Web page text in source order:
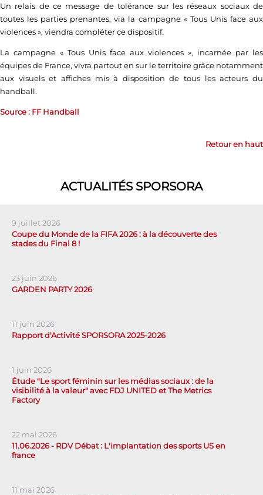
Un relais de ce message de tolérance sur les réseaux sociaux de
toutes les parties prenantes, via la campagne « Tous Unis face aux
violences », viendra compléter ce dispositif.
La campagne « Tous Unis face aux violences », incarnée par les
équipes de France, vivra partout en sur le territoire grâce notamment
aux visuels et affiches mis à disposition de tous les acteurs du
handball.
Source : FF Handball
Retour en haut
ACTUALITÉS SPORSORA
9 juillet 2026
Coupe du Monde de la FIFA 2026 : à la découverte des
stades du Final 8 !
23 juin 2026
GARDEN PARTY 2026
11 juin 2026
Rapport d'Activité SPORSORA 2025-2026
1 juin 2026
Étude "Le sport féminin sur les médias sociaux : de la
visibilité à la valeur" avec FDJ UNITED et The Metrics
Factory
22 mai 2026
11.06.2026 - RDV Débat : L'implantation des sports US en
france
11 mai 2026